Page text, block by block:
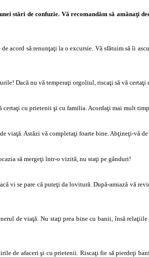
stări de confuzie. Vă recomandăm să amânaţi
acord să renunţaţi la o excursie. Vă sfătuim să îi
Dacă nu vă temperaţi orgoliul, riscaţi să vă
certaţi cu prietenii şi cu familia. Acordaţi mai mult
viaţă. Astăzi vă completaţi foarte bine. Abţineţi-vă de
să mergeţi într-o vizită, nu staţi pe gânduri!
vi se pare că puteţi da lovitură. După-amiază vă
de viaţă. Nu staţi prea bine cu banii, însă
de afaceri şi cu prietenii. Riscaţi fie să pierdeţi